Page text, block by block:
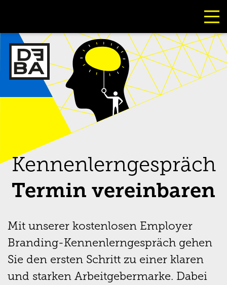
Kennenlerngespräch
Termin vereinbaren
Mit unserer kostenlosen Employer
Branding-Kennenlerngespräch gehen
Sie den ersten Schritt zu einer klaren
und starken Arbeitgebermarke. Dabei